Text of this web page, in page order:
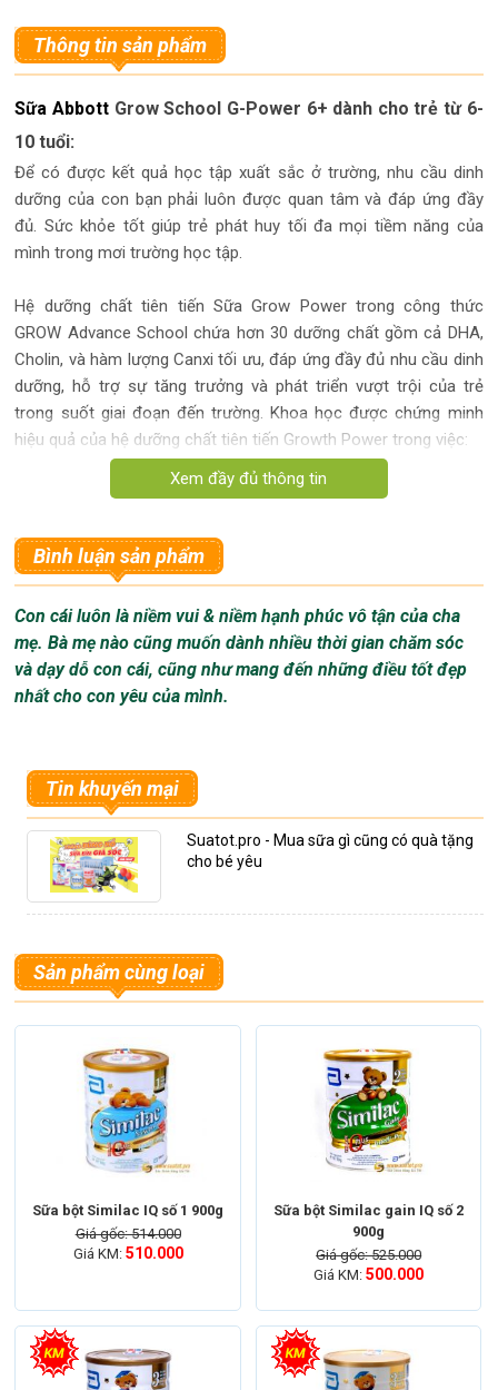
Thông tin sản phẩm
Sữa Abbott Grow School G-Power 6+ dành cho trẻ từ 6-
10 tuổi:
Để có được kết quả học tập xuất sắc ở trường, nhu cầu dinh
dưỡng của con bạn phải luôn được quan tâm và đáp ứng đầy
đủ. Sức khỏe tốt giúp trẻ phát huy tối đa mọi tiềm năng của
mình trong mơi trường học tập.
Hệ dưỡng chất tiên tiến Sữa Grow Power trong công thức
GROW Advance School chứa hơn 30 dưỡng chất gồm cả DHA,
Cholin, và hàm lượng Canxi tối ưu, đáp ứng đầy đủ nhu cầu dinh
dưỡng, hỗ trợ sự tăng trưởng và phát triển vượt trội của trẻ
trong suốt giai đoạn đến trường. Khoa học được chứng minh
hiệu quả của hệ dưỡng chất tiên tiến Growth Power trong việc:
ĐẶT HÀNG NHANH
Mua hàng nhanh chóng, không cần đăng ký. Giao hàng Miễn Phí
Bình luận sản phẩm
Con cái luôn là niềm vui & niềm hạnh phúc vô tận của cha
mẹ. Bà mẹ nào cũng muốn dành nhiều thời gian chăm sóc
và dạy dỗ con cái, cũng như mang đến những điều tốt đẹp
nhất cho con yêu của mình.
Tin khuyến mại
Suatot.pro - Mua sữa gì cũng có quà tặng
cho bé yêu
Sản phẩm cùng loại
Sữa bột Similac IQ số 1 900g
Giá gốc: 514.000
Giá KM: 510.000
Sữa bột Similac gain IQ số 2
900g
Giá gốc: 525.000
Giá KM:500.000